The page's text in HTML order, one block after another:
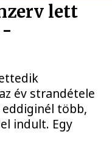
lett
-
év strandétele
több,
indult. Egy